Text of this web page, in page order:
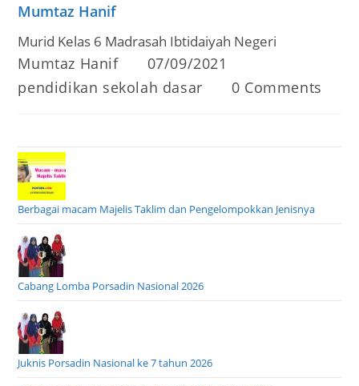
Mumtaz Hanif
Murid Kelas 6 Madrasah Ibtidaiyah Negeri
Post
Mumtaz Hanif
Post
07/09/2021
Post
category:
pendidikan sekolah dasar
Post
0 Comments
Berbagai macam Majelis Taklim dan Pengelompokkan Jenisnya
Cabang Lomba Porsadin Nasional 2026
Juknis Porsadin Nasional ke 7 tahun 2026